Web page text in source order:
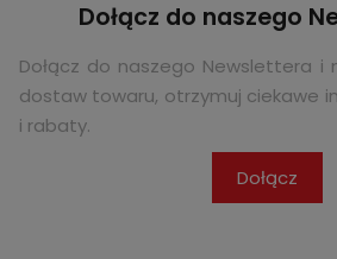
Dołącz do naszego
Dołącz do naszego Newslettera i
dostaw towaru, otrzymuj ciekawe
i rabaty.
Dołącz